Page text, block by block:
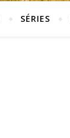
SÉRIES